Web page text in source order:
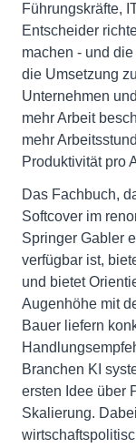
Führungskräfte,
Entscheider
machen - und
die Umsetzung
Unternehmen
mehr Arbeit
mehr
Produktivität pro
Das Fachbuch,
Softcover im
Springer Gabler
verfügbar ist,
und bietet
Augenhöhe mit
Bauer liefern
Branchen KI
ersten Idee über
Skalierung.